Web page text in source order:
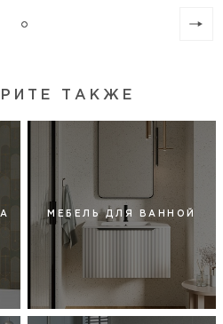
ТАКЖЕ
МЕБЕЛЬ ДЛЯ ВАННОЙ